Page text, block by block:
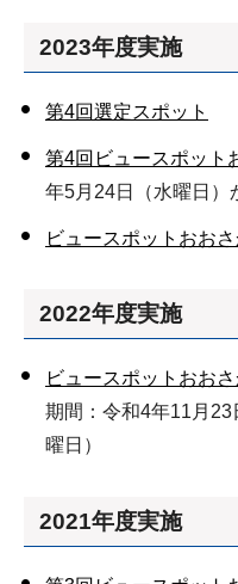
2023年度実施
第4回選定スポット
第4回ビュースポット
年5月24日（水曜日）
ビュースポットおお
2022年度実施
ビュースポットおお
期間：令和4年11月
曜日）
2021年度実施